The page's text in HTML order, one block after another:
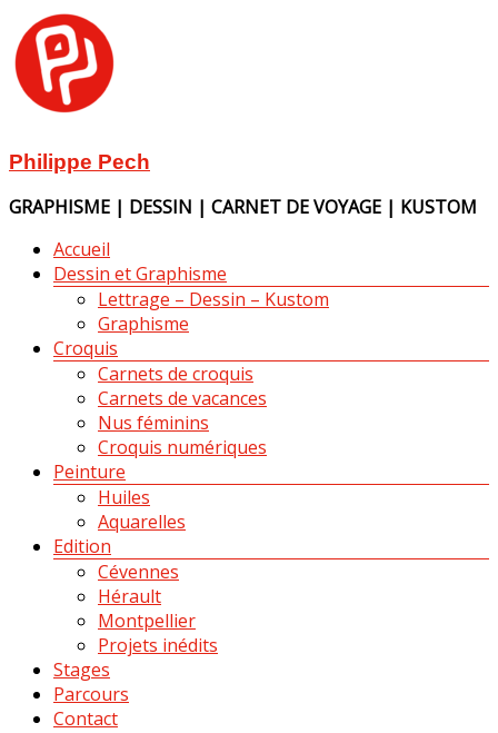
Aller
au
contenu
Philippe Pech
GRAPHISME | DESSIN | CARNET DE VOYAGE | KUSTOM
MenuAccueil
Dessin et Graphisme
Lettrage – Dessin – Kustom
Graphisme
Croquis
Carnets de croquis
Carnets de vacances
Nus féminins
Croquis numériques
Peinture
Huiles
Aquarelles
Edition
Cévennes
Hérault
Montpellier
Projets inédits
Stages
Parcours
Contact